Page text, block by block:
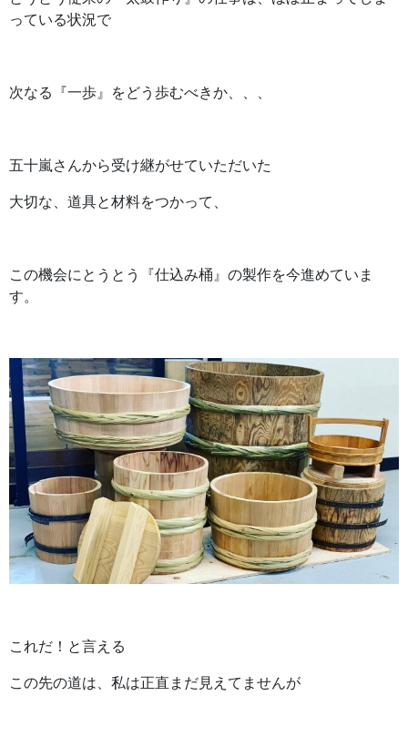
っている状況で
次なる『一歩』をどう歩むべきか、、、
五十嵐さんから受け継がせていただいた
大切な、道具と材料をつかって、
この機会にとうとう『仕込み桶』の製作を今進めていま
す。
これだ！と言える
この先の道は、私は正直まだ見えてませんが